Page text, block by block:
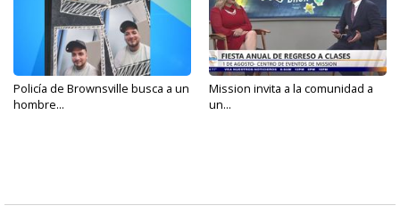
Policía de Brownsville busca a un
hombre...
Mission invita a la comunidad a
un...